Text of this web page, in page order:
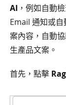
AI ，例如自動
Email 通知或
案內容，自動
生產品文案。
首先，點擊